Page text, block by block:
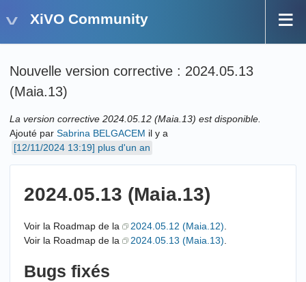
XiVO Community
Nouvelle version corrective : 2024.05.13
(Maia.13)
La version corrective 2024.05.12 (Maia.13) est disponible.
Ajouté par Sabrina BELGACEM il y a
plus d'un an
2024.05.13 (Maia.13)
Voir la Roadmap de la 2024.05.12 (Maia.12).
Voir la Roadmap de la
2024.05.13 (Maia.13).
Bugs fixés